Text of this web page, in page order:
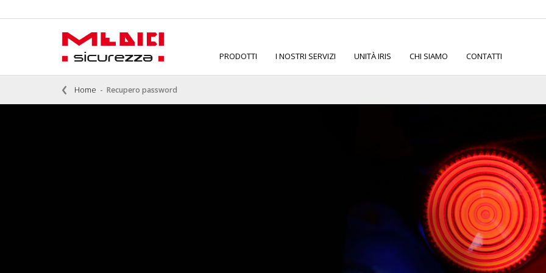
PRODOTTI I NOSTRI SERVIZI UNITÀ IRIS CHI SIAMO CONTATTI
Home Recupero password